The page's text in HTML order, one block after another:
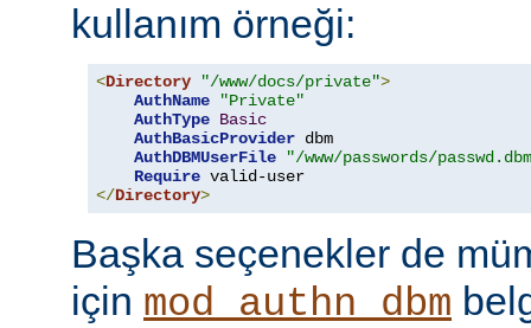
kullanım örneği:
<Directory "/www/docs/private">
AuthName
"Private"
AuthType Basic
AuthBasicProvider dbm
AuthDBMUserFile
"/www/passwords/
Require
</Directory>
Başka seçenekler de
için mod_authn_dbm